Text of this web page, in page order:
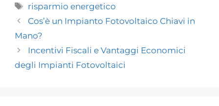
risparmio energetico
Cos’è un Impianto Fotovoltaico Chiavi in
Mano?
Incentivi Fiscali e Vantaggi Economici
degli Impianti Fotovoltaici